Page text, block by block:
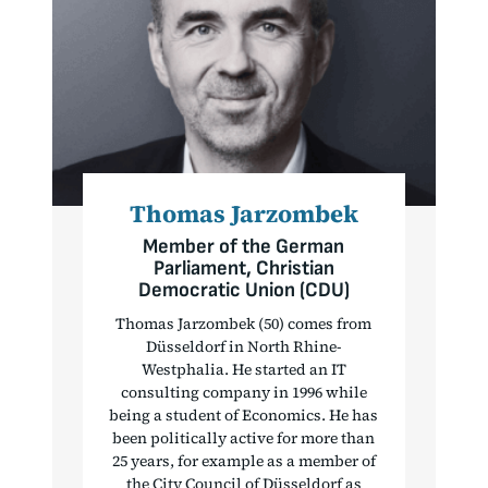
Thomas Jarzombek
Member of the German
Parliament, Christian
Democratic Union (CDU)
Thomas Jarzombek (50) comes from
Düsseldorf in North Rhine-
Westphalia. He started an IT
consulting company in 1996 while
being a student of Economics. He has
been politically active for more than
25 years, for example as a member of
the City Council of Düsseldorf as